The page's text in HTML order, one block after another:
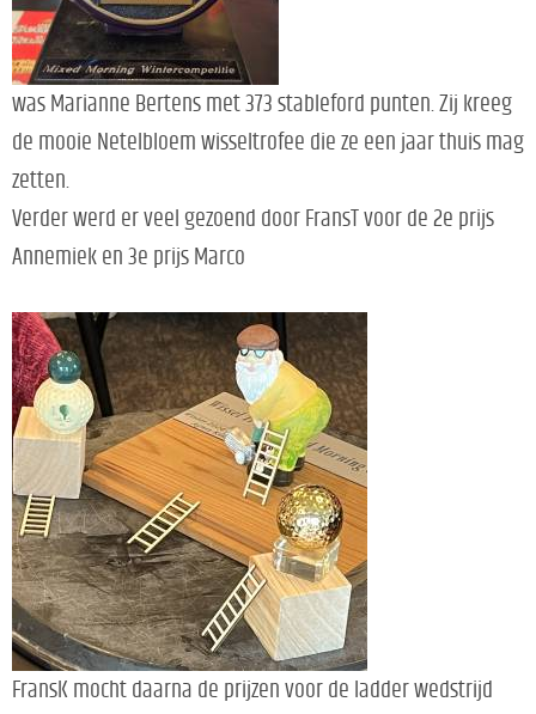
was Marianne Bertens met 373 stableford punten. Zij kreeg
de mooie Netelbloem wisseltrofee die ze een jaar thuis mag
zetten.
Verder werd er veel gezoend door FransT voor de 2e prijs
Annemiek en 3e prijs Marco
FransK mocht daarna de prijzen voor de ladder wedstrijd